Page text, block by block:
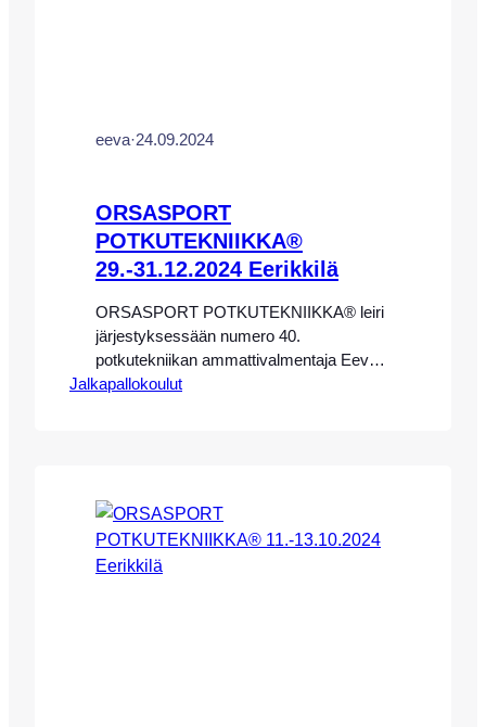
eeva·24.09.2024
ORSASPORT
POTKUTEKNIIKKA®
29.-31.12.2024 Eerikkilä
ORSASPORT POTKUTEKNIIKKA® leiri
järjestyksessään numero 40.
potkutekniikan ammattivalmentaja Eeva-
Maria Saaren johdolla Eerikkilän
EERIKKILÄSSÄ 18.-20.4.2025
PÄÄSIÄISENÄ, LEIRI TULEE MYYNTIIN
TALVEN AIKANA! Leirimme keskittyy
täysin potkutekniikkaan, ja
Jalkapallokoulut